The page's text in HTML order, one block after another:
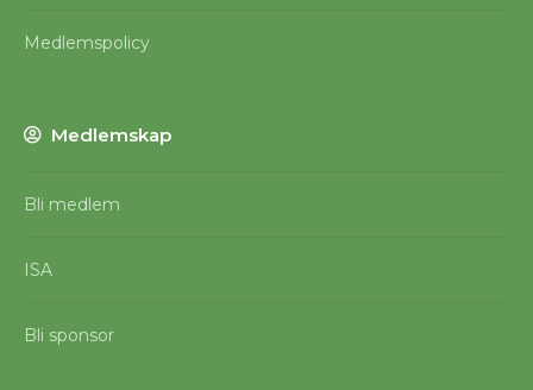
Medlemspolicy
Medlemskap
Bli medlem
ISA
Bli sponsor